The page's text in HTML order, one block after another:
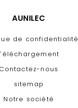
AUNILEC
de confidentialité
Contactez-nous
sitemap
Notre société